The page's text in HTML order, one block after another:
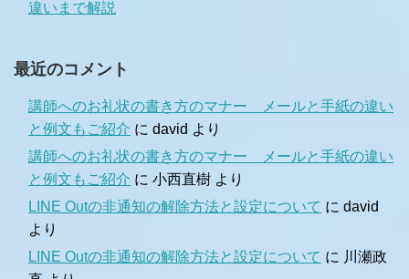
違いまで解説
最近のコメント
講師へのお礼状の書き方のマナー メールと手紙の違い
と例文もご紹介 に david より
講師へのお礼状の書き方のマナー メールと手紙の違い
と例文もご紹介 に 小西直樹 より
LINE Outの非通知の解除方法と設定について に david
より
LINE Outの非通知の解除方法と設定について に 川瀬政